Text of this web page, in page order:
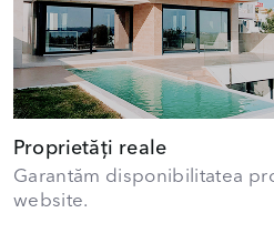
Proprietăți reale
Garantăm disponibilitatea
website.